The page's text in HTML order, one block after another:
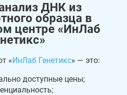
ДНК из
образца в
центре «ИнЛаб
«ИнЛаб Генетикс» — это:
доступные цены;